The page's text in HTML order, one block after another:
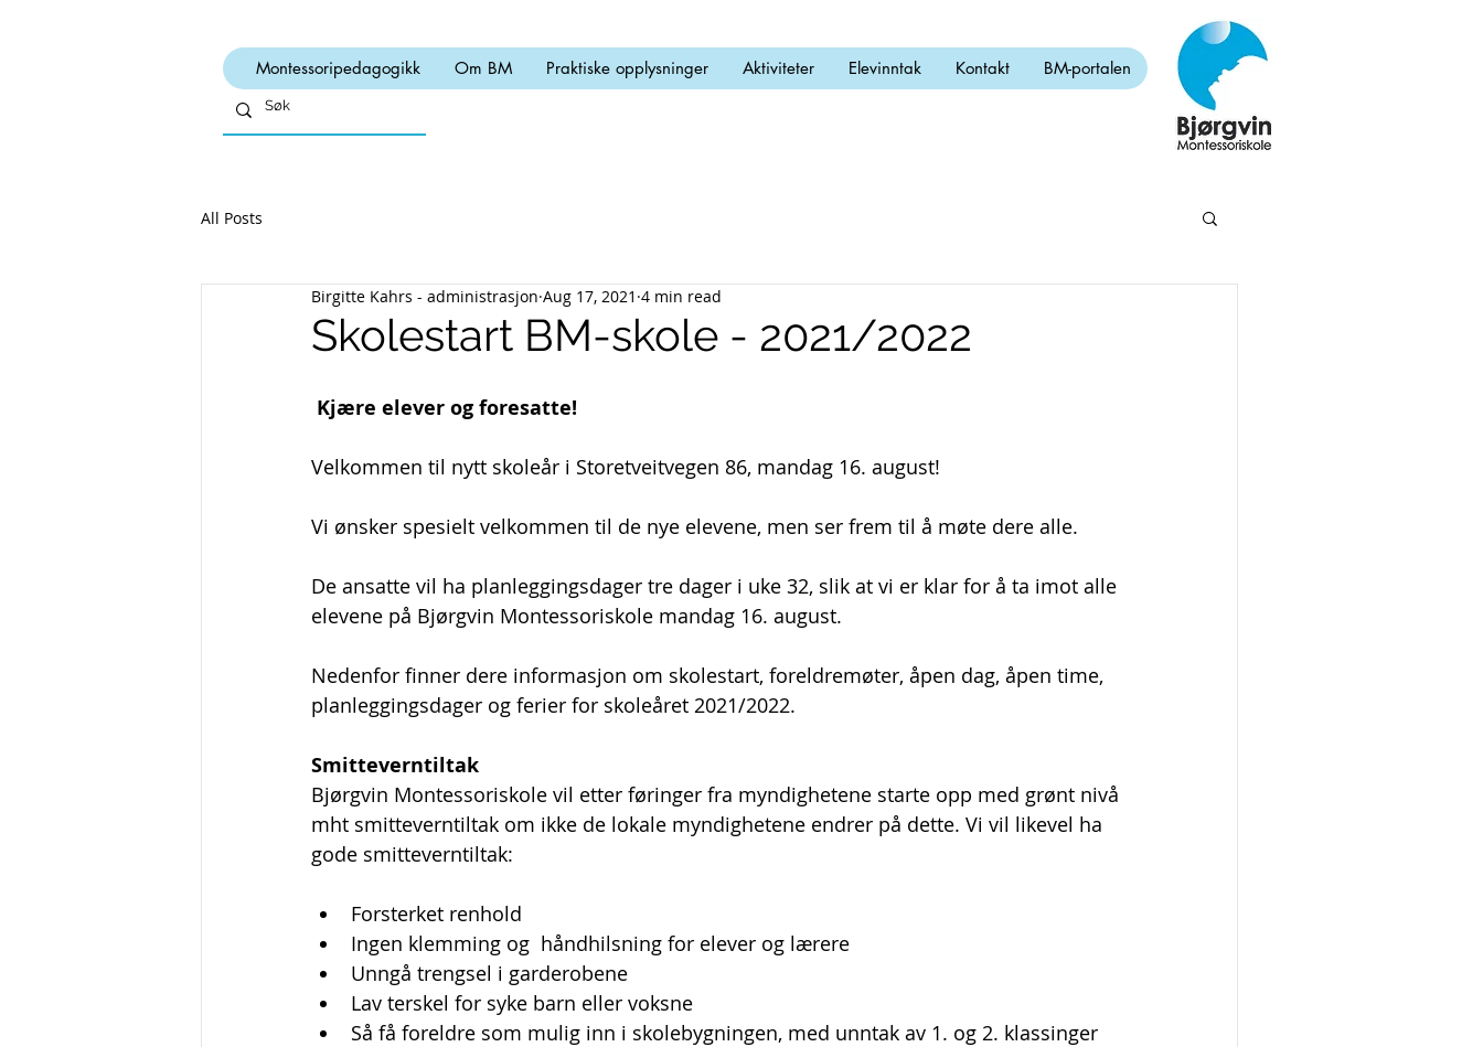
Montessoripedagogikk Om BM Praktiske opplysninger Aktiviteter Elevinntak Kontakt BM-portalen
All Posts
Skolestart BM-skole - 2021/2022
Birgitte Kahrs - administrasjon Aug 17, 2021 4 min read
Kjære elever og foresatte!
Velkommen til nytt skoleår i Storetveitvegen 86, mandag 16. august!
Vi ønsker spesielt velkommen til de nye elevene, men ser frem til å møte dere alle.
De ansatte vil ha planleggingsdager tre dager i uke 32, slik at vi er klar for å ta imot alle
elevene på Bjørgvin Montessoriskole mandag 16. august.
Nedenfor finner dere informasjon om skolestart, foreldremøter, åpen dag, åpen time,
planleggingsdager og ferier for skoleåret 2021/2022.
Smitteverntiltak
Bjørgvin Montessoriskole vil etter føringer fra myndighetene starte opp med grønt nivå
mht smitteverntiltak om ikke de lokale myndighetene endrer på dette. Vi vil likevel ha
gode smitteverntiltak:
Forsterket renhold
Ingen klemming og  håndhilsning for elever og lærere
Unngå trengsel i garderobene
Lav terskel for syke barn eller voksne
Så få foreldre som mulig inn i skolebygningen, med unntak av 1. og 2. klassinger